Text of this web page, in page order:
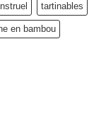
tartinables
en bambou